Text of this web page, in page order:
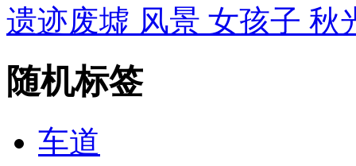
遗迹废墟 风景 女孩子 秋
随机标签
车道